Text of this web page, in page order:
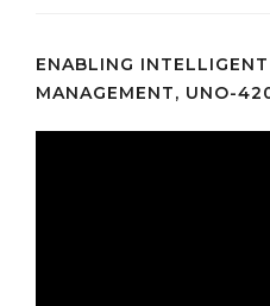
ENABLING
MANAGEMENT, UNO-